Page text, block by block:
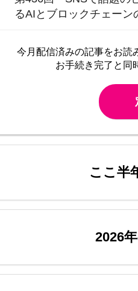
るAIとブロックチェー
今月配信済みの記事をお読
お手続き完了と同
ここ半
2026